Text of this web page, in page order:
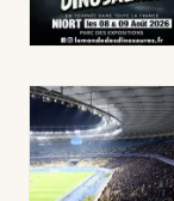
79 - Deux-
Mon email